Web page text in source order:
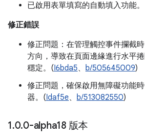
已啟用表單填寫的自動填入功能。
修正錯誤
修正問題：在管理觸控事件攔截
方向，導致在頁面邊緣進行水平
穩定。(I6bda5、 b/505645009)
修正問題，確保啟用無障礙功能
器。(Idaf5e、 b/513082550)
1.0.0-alpha18 版本